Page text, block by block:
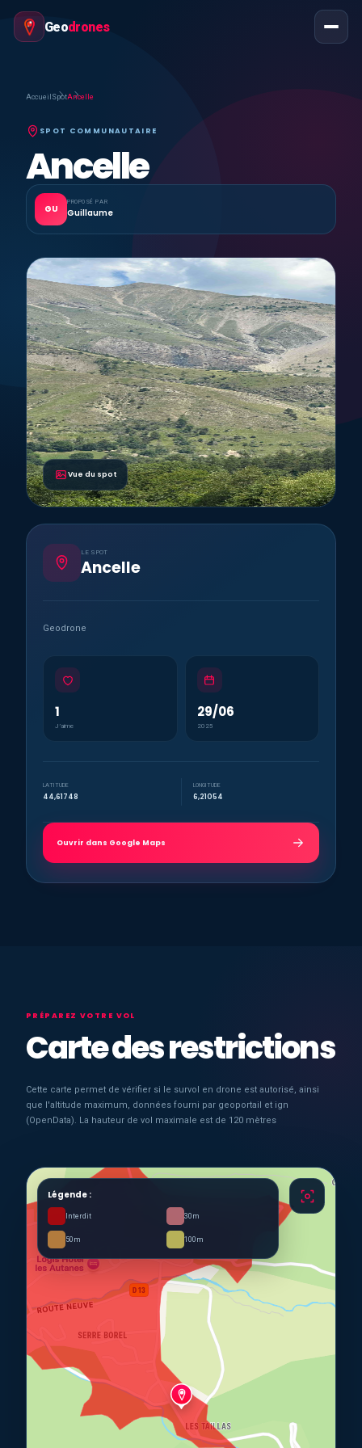
Geodrones
Accueil SpotAncelle
SPOT COMMUNAUTAIRE
Ancelle
GU
PROPOSÉ PAR
Guillaume
Vue du spot
LE SPOT
Ancelle
Geodrone
1
J’aime
29/06
2025
LATITUDE
44,61748
LONGITUDE
6,21054
Ouvrir dans Google Maps
PRÉPAREZ VOTRE VOL
Carte des restrictions
Cette carte permet de vérifier si le survol en drone est autorisé, ainsi
que l'altitude maximum, données fourni par geoportail et ign
(OpenData). La hauteur de vol maximale est de 120 mètres
Légende :
Interdit 30m
50m 100m